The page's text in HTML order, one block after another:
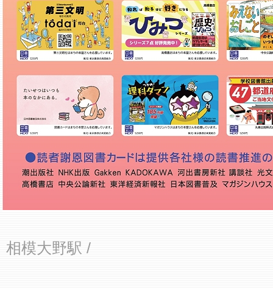
相模大野駅 /